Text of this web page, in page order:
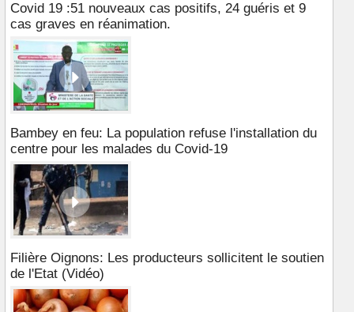
Covid 19 :51 nouveaux cas positifs, 24 guéris et 9
cas graves en réanimation.
Bambey en feu: La population refuse l'installation du
centre pour les malades du Covid-19
Filière Oignons: Les producteurs sollicitent le soutien
de l'Etat (Vidéo)